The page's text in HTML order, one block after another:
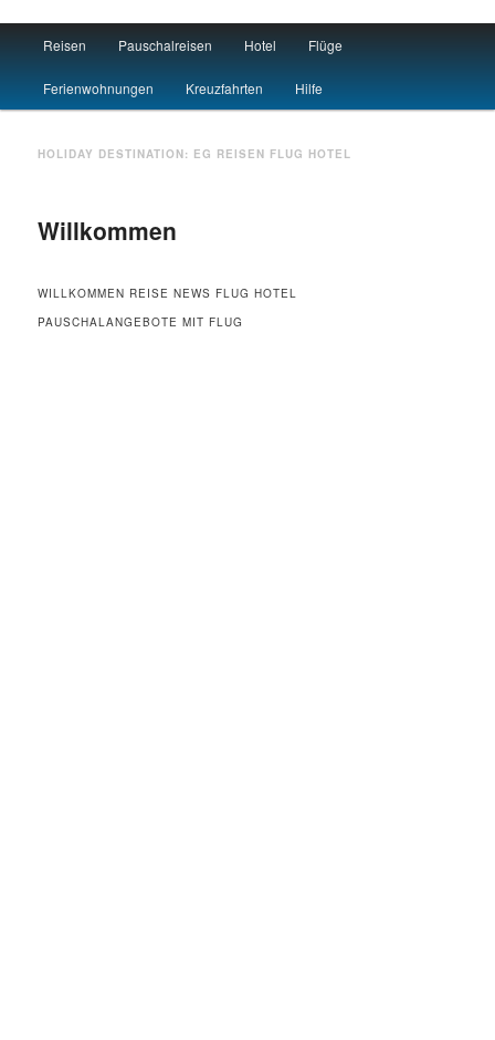
Travel : De
Skip to primary content
Skip to secondary content
Reisen Pauschalreisen Hotel Flüge
Ferienwohnungen Kreuzfahrten Hilfe
HOLIDAY DESTINATION: EG REISEN FLUG HOTEL
Willkommen
WILLKOMMEN REISE NEWS FLUG HOTEL
PAUSCHALANGEBOTE MIT FLUG